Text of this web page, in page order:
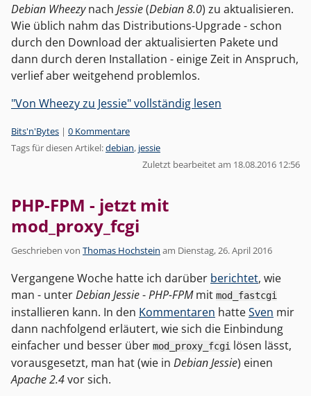
Debian Wheezynach Jessie(Debian 8.0) zu aktualisieren.
Wie üblich nahm das Distributions-Upgrade - schon
durch den Download der aktualisierten Pakete und
dann durch deren Installation - einige Zeit in Anspruch,
verlief aber weitgehend problemlos.
"Von Wheezy zu Jessie" vollständig lesen
Kategorien:
Bits'n'Bytes | 0 Kommentare
Tags für diesen Artikel:debian, jessie
Zuletzt bearbeitet am 18.08.2016 12:56
PHP-FPM - jetzt mit
mod_proxy_fcgi
Geschrieben von Thomas Hochstein am Dienstag, 26. April 2016
Vergangene Woche hatte ich darüber berichtet, wie
man - unterDebian Jessie-PHP-FPMmit mod_fastcgi
installieren kann. In den Kommentaren hatteSven mir
dann nachfolgend erläutert, wie sich die Einbindung
einfacher und besser über mod_proxy_fcgi lösen lässt,
vorausgesetzt, man hat (wie in Debian Jessie) einen
Apache 2.4vor sich.